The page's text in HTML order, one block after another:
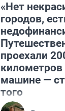
«Нет
городов,
проехали
километров
машине —
того